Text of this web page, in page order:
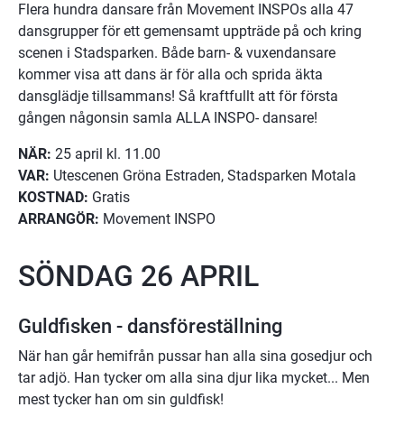
Flera hundra dansare från Movement INSPOs alla 47
dansgrupper för ett gemensamt uppträde på och kring
scenen i Stadsparken. Både barn- & vuxendansare
kommer visa att dans är för alla och sprida äkta
dansglädje tillsammans! Så kraftfullt att för första
gången någonsin samla ALLA INSPO- dansare!
NÄR: 25 april kl. 11.00
VAR: Utescenen Gröna Estraden, Stadsparken Motala
KOSTNAD: Gratis
ARRANGÖR: Movement INSPO
SÖNDAG 26 APRIL
Guldfisken - dansföreställning
När han går hemifrån pussar han alla sina gosedjur och
tar adjö. Han tycker om alla sina djur lika mycket... Men
mest tycker han om sin guldfisk!